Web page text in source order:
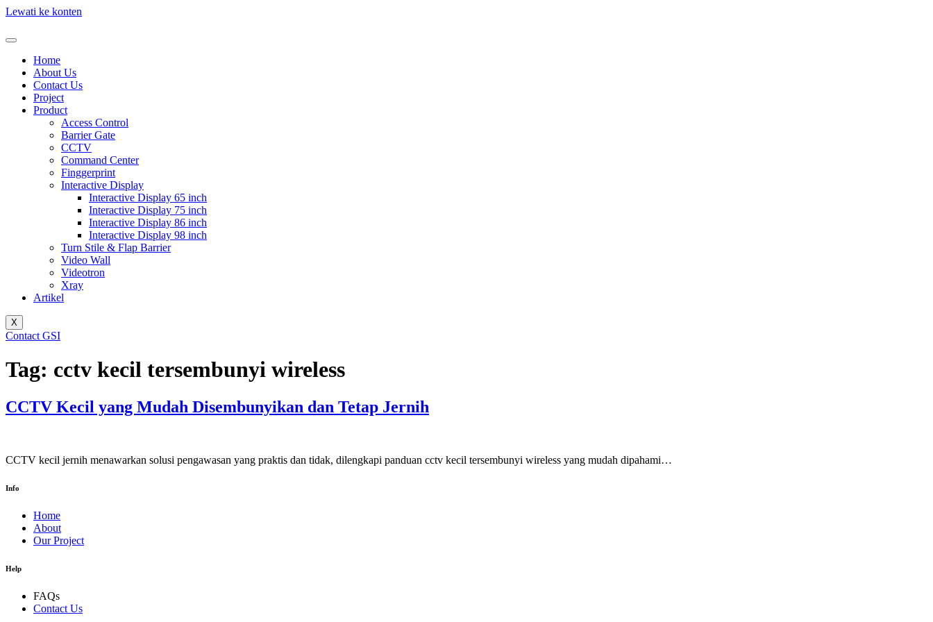
Lewati ke konten
Home
About Us
Contact Us
Project
Product
Access Control
Barrier Gate
CCTV
Command Center
Finggerprint
Interactive Display
Interactive Display 65 inch
Interactive Display 75 inch
Interactive Display 86 inch
Interactive Display 98 inch
Turn Stile & Flap Barrier
Video Wall
Videotron
Xray
Artikel
X
Contact GSI
Tag: cctv kecil tersembunyi wireless
CCTV Kecil yang Mudah Disembunyikan dan Tetap Jernih
CCTV kecil jernih menawarkan solusi pengawasan yang praktis dan tidak, dilengkapi panduan cctv kecil tersembunyi wireless yang mudah dipahami…
Info
Home
About
Our Project
Help
FAQs
Contact Us